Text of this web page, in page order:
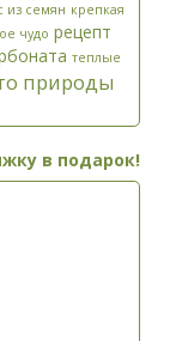
из семян крепкая
чудо рецепт
теплые
природы
в подарок!